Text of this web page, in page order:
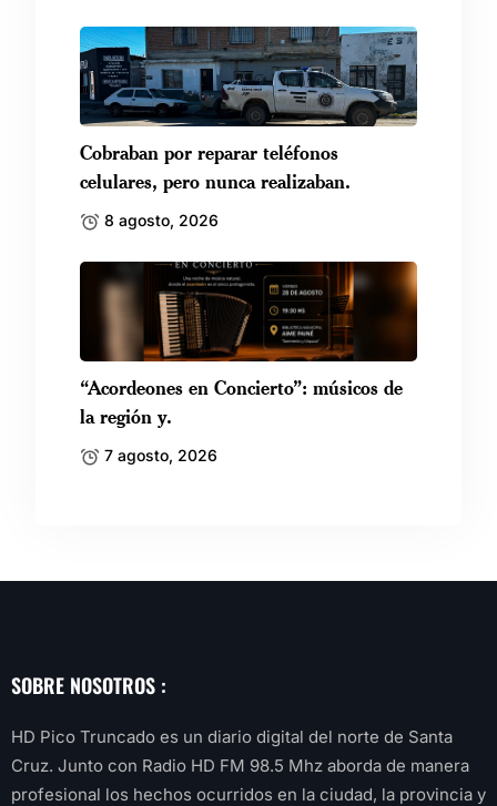
Cobraban por reparar teléfonos
celulares, pero nunca realizaban.
8 agosto, 2026
“Acordeones en Concierto”: músicos de
la región y.
7 agosto, 2026
SOBRE NOSOTROS :
HD Pico Truncado es un diario digital del norte de Santa
Cruz. Junto con Radio HD FM 98.5 Mhz aborda de manera
profesional los hechos ocurridos en la ciudad, la provincia y